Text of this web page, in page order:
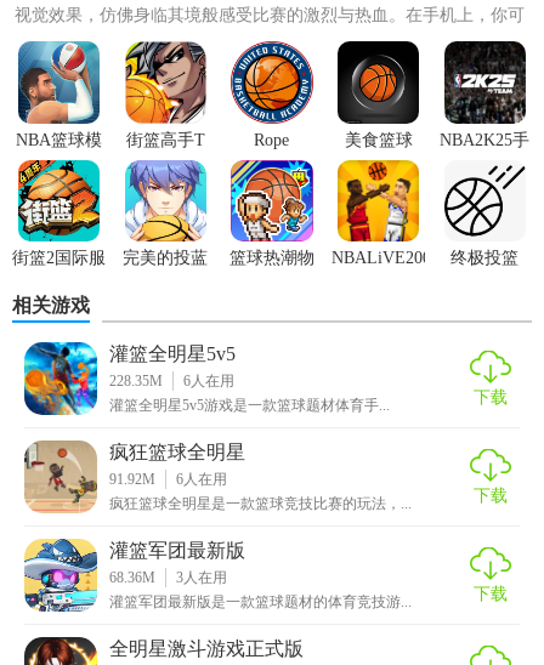
视觉效果，仿佛身临其境般感受比赛的激烈与热血。在手机上，你可
以尽情展示你的篮球技巧...
NBA篮球模
拟器
街篮高手T
服
Rope 美食篮球
NBA2K25手
游
街篮2国际服 完美的投蓝
篮球热潮物
NBALiVE2008 终极投篮
相关游戏
灌篮全明星5v5
228.35M 6人在用
灌篮全明星5v5游戏是一款篮球题材体育手...
下载
疯狂篮球全明星
91.92M 6人在用
疯狂篮球全明星是一款篮球竞技比赛的玩法，...
下载
灌篮军团最新版
68.36M 3人在用
灌篮军团最新版是一款篮球题材的体育竞技游...
下载
全明星激斗游戏正式版